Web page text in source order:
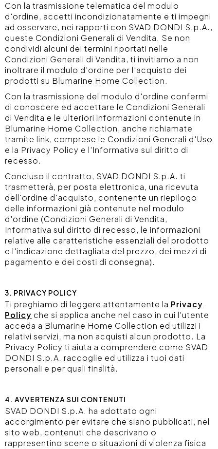
Con la trasmissione telematica del modulo
d'ordine, accetti incondizionatamente e ti impegni
ad osservare, nei rapporti con SVAD DONDI S.p.A.,
queste Condizioni Generali di Vendita. Se non
condividi alcuni dei termini riportati nelle
Condizioni Generali di Vendita, ti invitiamo a non
inoltrare il modulo d'ordine per l'acquisto dei
prodotti su Blumarine Home Collection.
Con la trasmissione del modulo d'ordine confermi
di conoscere ed accettare le Condizioni Generali
di Vendita e le ulteriori informazioni contenute in
Blumarine Home Collection, anche richiamate
tramite link, comprese le Condizioni Generali d'Uso
e la Privacy Policy e l'Informativa sul diritto di
recesso.
Concluso il contratto, SVAD DONDI S.p.A. ti
trasmetterà, per posta elettronica, una ricevuta
dell'ordine d'acquisto, contenente un riepilogo
delle informazioni già contenute nel modulo
d'ordine (Condizioni Generali di Vendita,
Informativa sul diritto di recesso, le informazioni
relative alle caratteristiche essenziali del prodotto
e l'indicazione dettagliata del prezzo, dei mezzi di
pagamento e dei costi di consegna).
3. PRIVACY POLICY
Ti preghiamo di leggere attentamente la Privacy
Policy che si applica anche nel caso in cui l'utente
acceda a Blumarine Home Collection ed utilizzi i
relativi servizi, ma non acquisti alcun prodotto. La
Privacy Policy ti aiuta a comprendere come SVAD
DONDI S.p.A. raccoglie ed utilizza i tuoi dati
personali e per quali finalità.
4. AVVERTENZA SUI CONTENUTI
SVAD DONDI S.p.A. ha adottato ogni
accorgimento per evitare che siano pubblicati, nel
sito web, contenuti che descrivano o
rappresentino scene o situazioni di violenza fisica